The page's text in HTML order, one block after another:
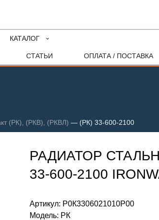
КАТАЛОГ
СТАТЬИ ОПЛАТА / ПОСТАВКА
(РК), (РКВ), (РКВЛ) — (РК) 33-600-2100
РАДИАТОР
33-600-2100
Артикул: Р0К3306021010P00
Модель: РК